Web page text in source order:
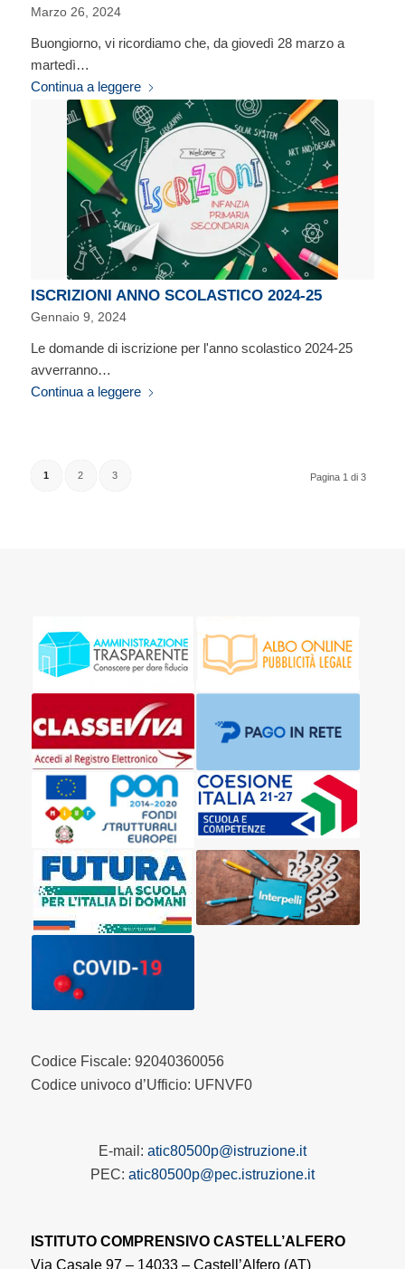
Marzo 26, 2024
Buongiorno, vi ricordiamo che, da giovedì 28 marzo a
martedì…
Continua a leggere
ISCRIZIONI ANNO SCOLASTICO 2024-25
Gennaio 9, 2024
Le domande di iscrizione per l'anno scolastico 2024-25
avverranno…
Continua a leggere
Pagina 1 di 3
1 2 3
Codice Fiscale: 92040360056
Codice univoco d’Ufficio: UFNVF0
E-mail: atic80500p@istruzione.it
PEC: atic80500p@pec.istruzione.it
ISTITUTO COMPRENSIVO CASTELL’ALFERO
Via Casale 97 – 14033 – Castell’Alfero (AT)